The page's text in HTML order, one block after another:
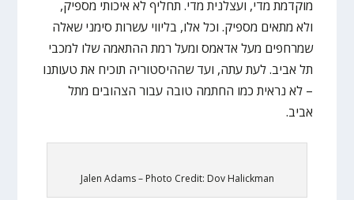
מוקדמת מדי, ועצלנית מדי. תחליף לא איכותי מספיק,
ולא מתאים מספיק. וכל אלו, בליווי עשרות סימני שאלה
שמרחפים מעל אדאמס ומעל רמת ההתאמה שלו למכבי
תל אביב. לעת עתה, ועד שההיסטוריה תוכיח את טעותנו
– לא נראית כמו החתמה טובה עבור הצהובים מתל
אביב.
Jalen Adams – Photo Credit: Dov Halickman